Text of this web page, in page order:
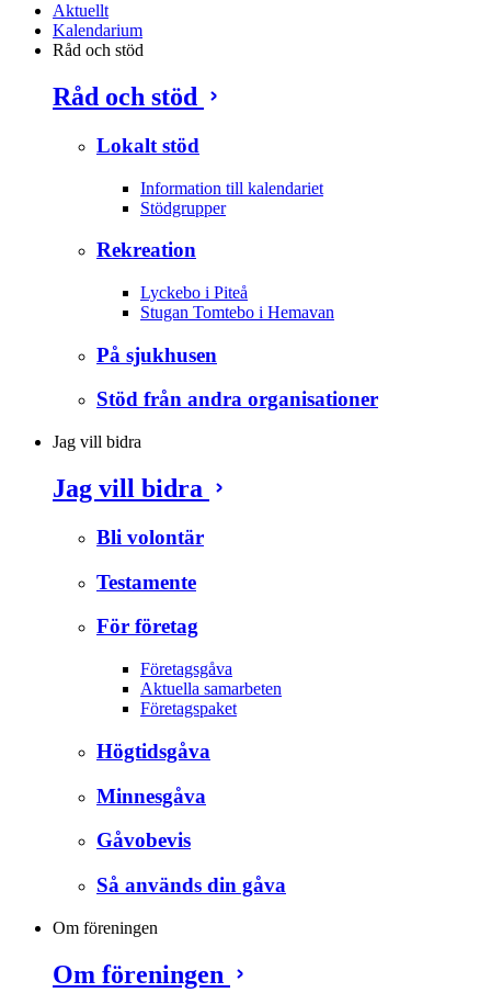
Aktuellt
Kalendarium
Råd och stöd
Råd och stöd
Lokalt stöd
Information till kalendariet
Stödgrupper
Rekreation
Lyckebo i Piteå
Stugan Tomtebo i Hemavan
På sjukhusen
Stöd från andra organisationer
Jag vill bidra
Jag vill bidra
Bli volontär
Testamente
För företag
Företagsgåva
Aktuella samarbeten
Företagspaket
Högtidsgåva
Minnesgåva
Gåvobevis
Så används din gåva
Om föreningen
Om föreningen